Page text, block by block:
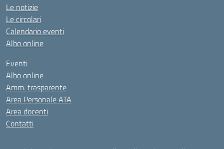
Le notizie
Le circolari
Calendario eventi
Albo online
Eventi
Albo online
Amm. trasparente
Area Personale ATA
Area docenti
Contatti